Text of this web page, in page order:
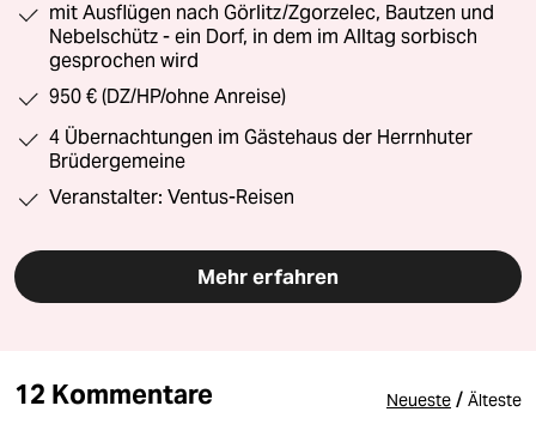
mit Ausflügen nach Görlitz/Zgorzelec, Bautzen und
Nebelschütz - ein Dorf, in dem im Alltag sorbisch
gesprochen wird
950 € (DZ/HP/ohne Anreise)
4 Übernachtungen im Gästehaus der Herrnhuter
Brüdergemeine
Veranstalter: Ventus-Reisen
Mehr erfahren
12 Kommentare Neueste / Älteste